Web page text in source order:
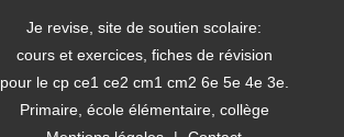
Je revise, site de soutien scolaire:
cours et exercices, fiches de révision
pour le cp ce1 ce2 cm1 cm2 6e 5e 4e 3e.
Primaire, école élémentaire, collège